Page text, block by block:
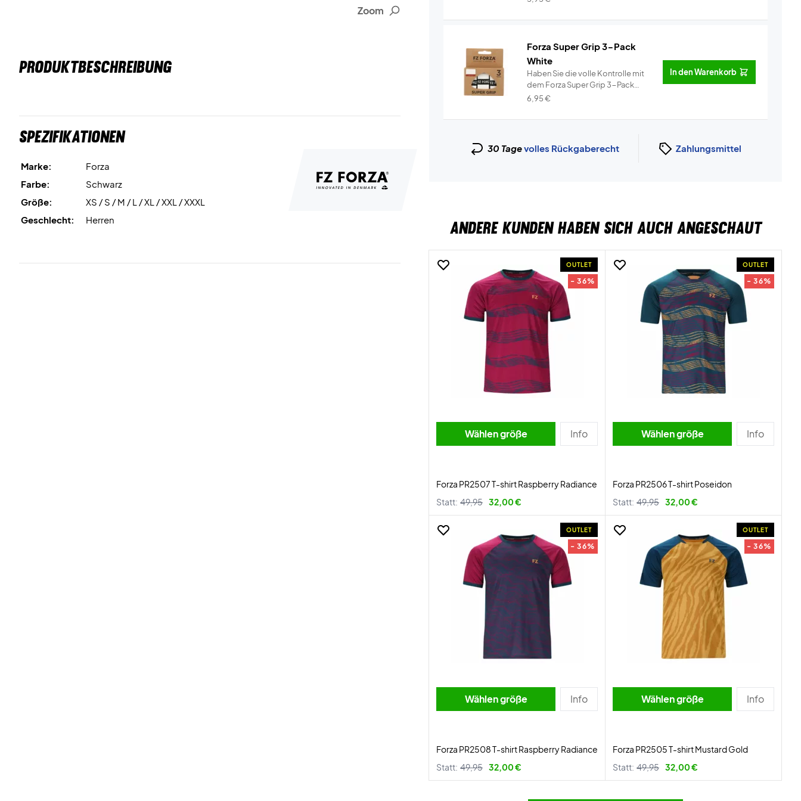
Zoom
PRODUKTBESCHREIBUNG
Spezifikationen
Marke:
Forza
Farbe:
Schwarz
Größe:
XS / S / M / L / XL / XXL / XXXL
Geschlecht:
Herren
Forza Super Grip 3-Pack
White
Haben Sie die volle Kontrolle mit
dem Forza Super Grip 3-Pack
Wei�...
6,95€
In den Warenkorb
30 Tagevolles Rückgaberecht Zahlungsmittel
ANDERE KUNDEN HABEN SICH AUCH ANGESCHAUT
OUTLET
- 36%
Wählen größe Info
Forza PR2507 T-shirt Raspberry Radiance
Statt: 49,95 32,00 €
OUTLET
- 36%
Wählen größe Info
Forza PR2506 T-shirt Poseidon
Statt: 49,95 32,00 €
OUTLET
- 36%
Wählen größe Info
Forza PR2508 T-shirt Raspberry Radiance
Statt: 49,95 32,00 €
OUTLET
- 36%
Wählen größe Info
Forza PR2505 T-shirt Mustard Gold
Statt: 49,95 32,00 €